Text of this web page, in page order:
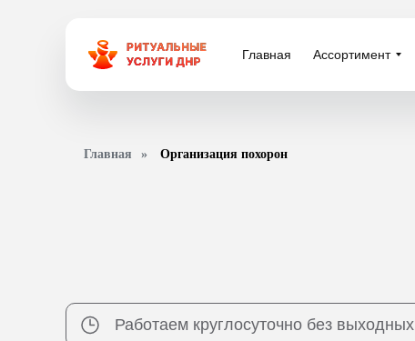
Главная
Главная Ассортимент
Ассортимент
Главная » Организация похорон
Работаем круглосуточно без выходных